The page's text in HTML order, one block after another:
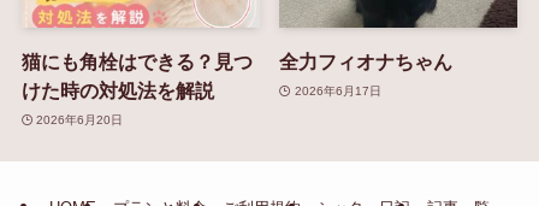
猫にも角栓はできる？見つ
けた時の対処法を解説
2026年6月20日
全力フィオナちゃん
2026年6月17日